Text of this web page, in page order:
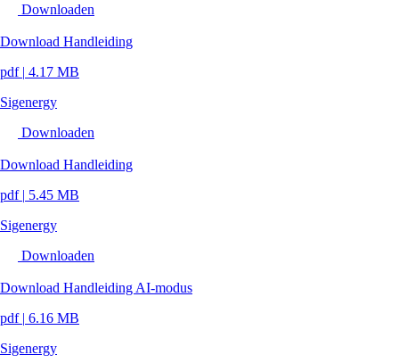
Downloaden
Download Handleiding
pdf | 4.17 MB
Sigenergy
Downloaden
Download Handleiding
pdf | 5.45 MB
Sigenergy
Downloaden
Download Handleiding AI-modus
pdf | 6.16 MB
Sigenergy